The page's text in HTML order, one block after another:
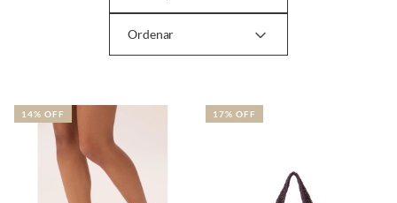
14% OFF 17% OFF